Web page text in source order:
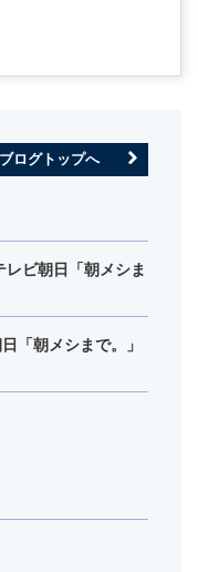
ブログトップへ
レビ朝日「朝メシま
「朝メシまで。」